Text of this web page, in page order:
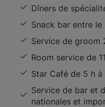
Dîners de
Snack bar entre
Service de groom
Room service de
Star Café de 5 h à
Service de bar et
nationales et